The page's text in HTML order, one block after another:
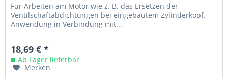
Für Arbeiten am Motor wie z. B. das Ersetzen der
Ventilschaftabdichtungen bei eingebautem Zylinderkopf.
Anwendung in Verbindung mit...
18,69 € *
Ab Lager lieferbar
Merken